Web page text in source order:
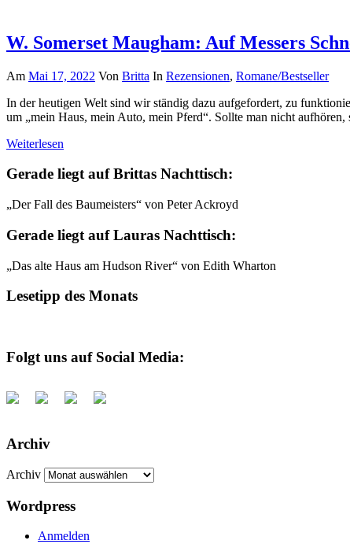
W. Somerset Maugham: Auf Messers
Am Mai 17, 2022 Von Britta In Rezensionen, Romane/Bestseller
In der heutigen Welt sind wir ständig dazu aufgefordert, zu
um „mein Haus, mein Auto, mein Pferd“. Sollte man nicht
Weiterlesen
Gerade liegt auf Brittas Nachttisch:
„Der Fall des Baumeisters“ von Peter Ackroyd
Gerade liegt auf Lauras Nachttisch:
„Das alte Haus am Hudson River“ von Edith Wharton
Lesetipp des Monats
Folgt uns auf Social Media:
Archiv
Archiv
Wordpress
Anmelden